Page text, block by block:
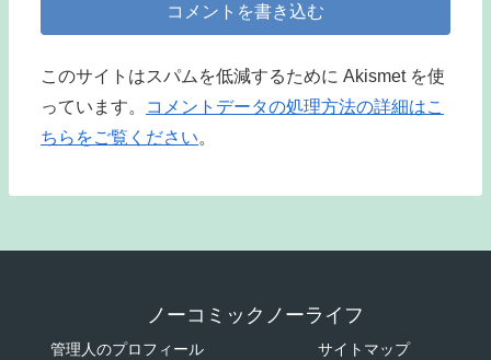
コメントを書き込む
このサイトはスパムを低減するために Akismet を使
っています。
コメントデータの処理方法の詳細はこ
ちらをご覧ください。
ノーコミックノーライフ
管理人のプロフィール サイトマップ